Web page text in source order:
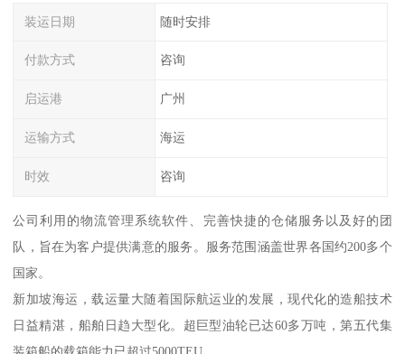
装运日期 随时安排
付款方式 咨询
启运港 广州
运输方式 海运
时效 咨询
公司利用的物流管理系统软件、完善快捷的仓储服务以及好的团
队，旨在为客户提供满意的服务。服务范围涵盖世界各国约200多个
国家。
新加坡海运，载运量大随着国际航运业的发展，现代化的造船技术
日益精湛，船舶日趋大型化。超巨型油轮已达60多万吨，第五代集
装箱船的载箱能力已超过5000TEU。